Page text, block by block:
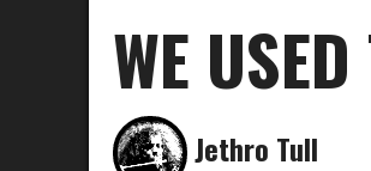
WE
Jethro Tull